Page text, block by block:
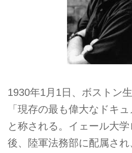
1930年1月1日、ボストン
「現存の最も偉大なドキュ
と称される。イェール大
後、陸軍法務部に配属され